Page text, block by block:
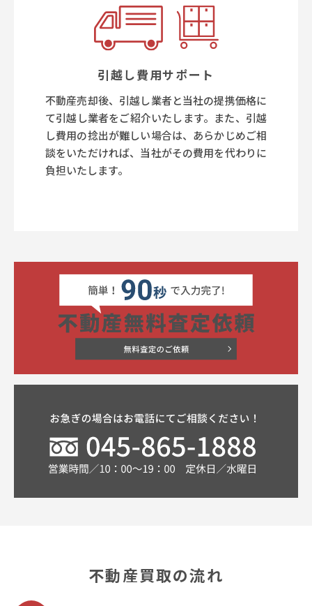
引越し費用サポート
不動産売却後、引越し業者と当社の提携価格に
て引越し業者をご紹介いたします。また、引越
し費用の捻出が難しい場合は、あらかじめご相
談をいただければ、当社がその費用を代わりに
負担いたします。
不動産買取の流れ